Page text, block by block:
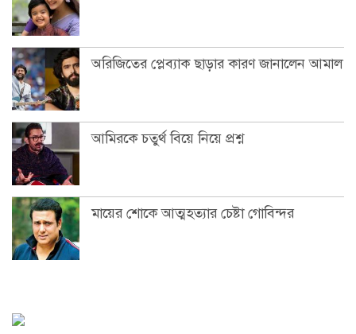
অরিজিতের প্লেব্যাক ছাড়ার কারণ জানালেন আমাল
আমিরকে চতুর্থ বিয়ে নিয়ে প্রশ্ন
মায়ের শোকে আত্মহত্যার চেষ্টা গোবিন্দর